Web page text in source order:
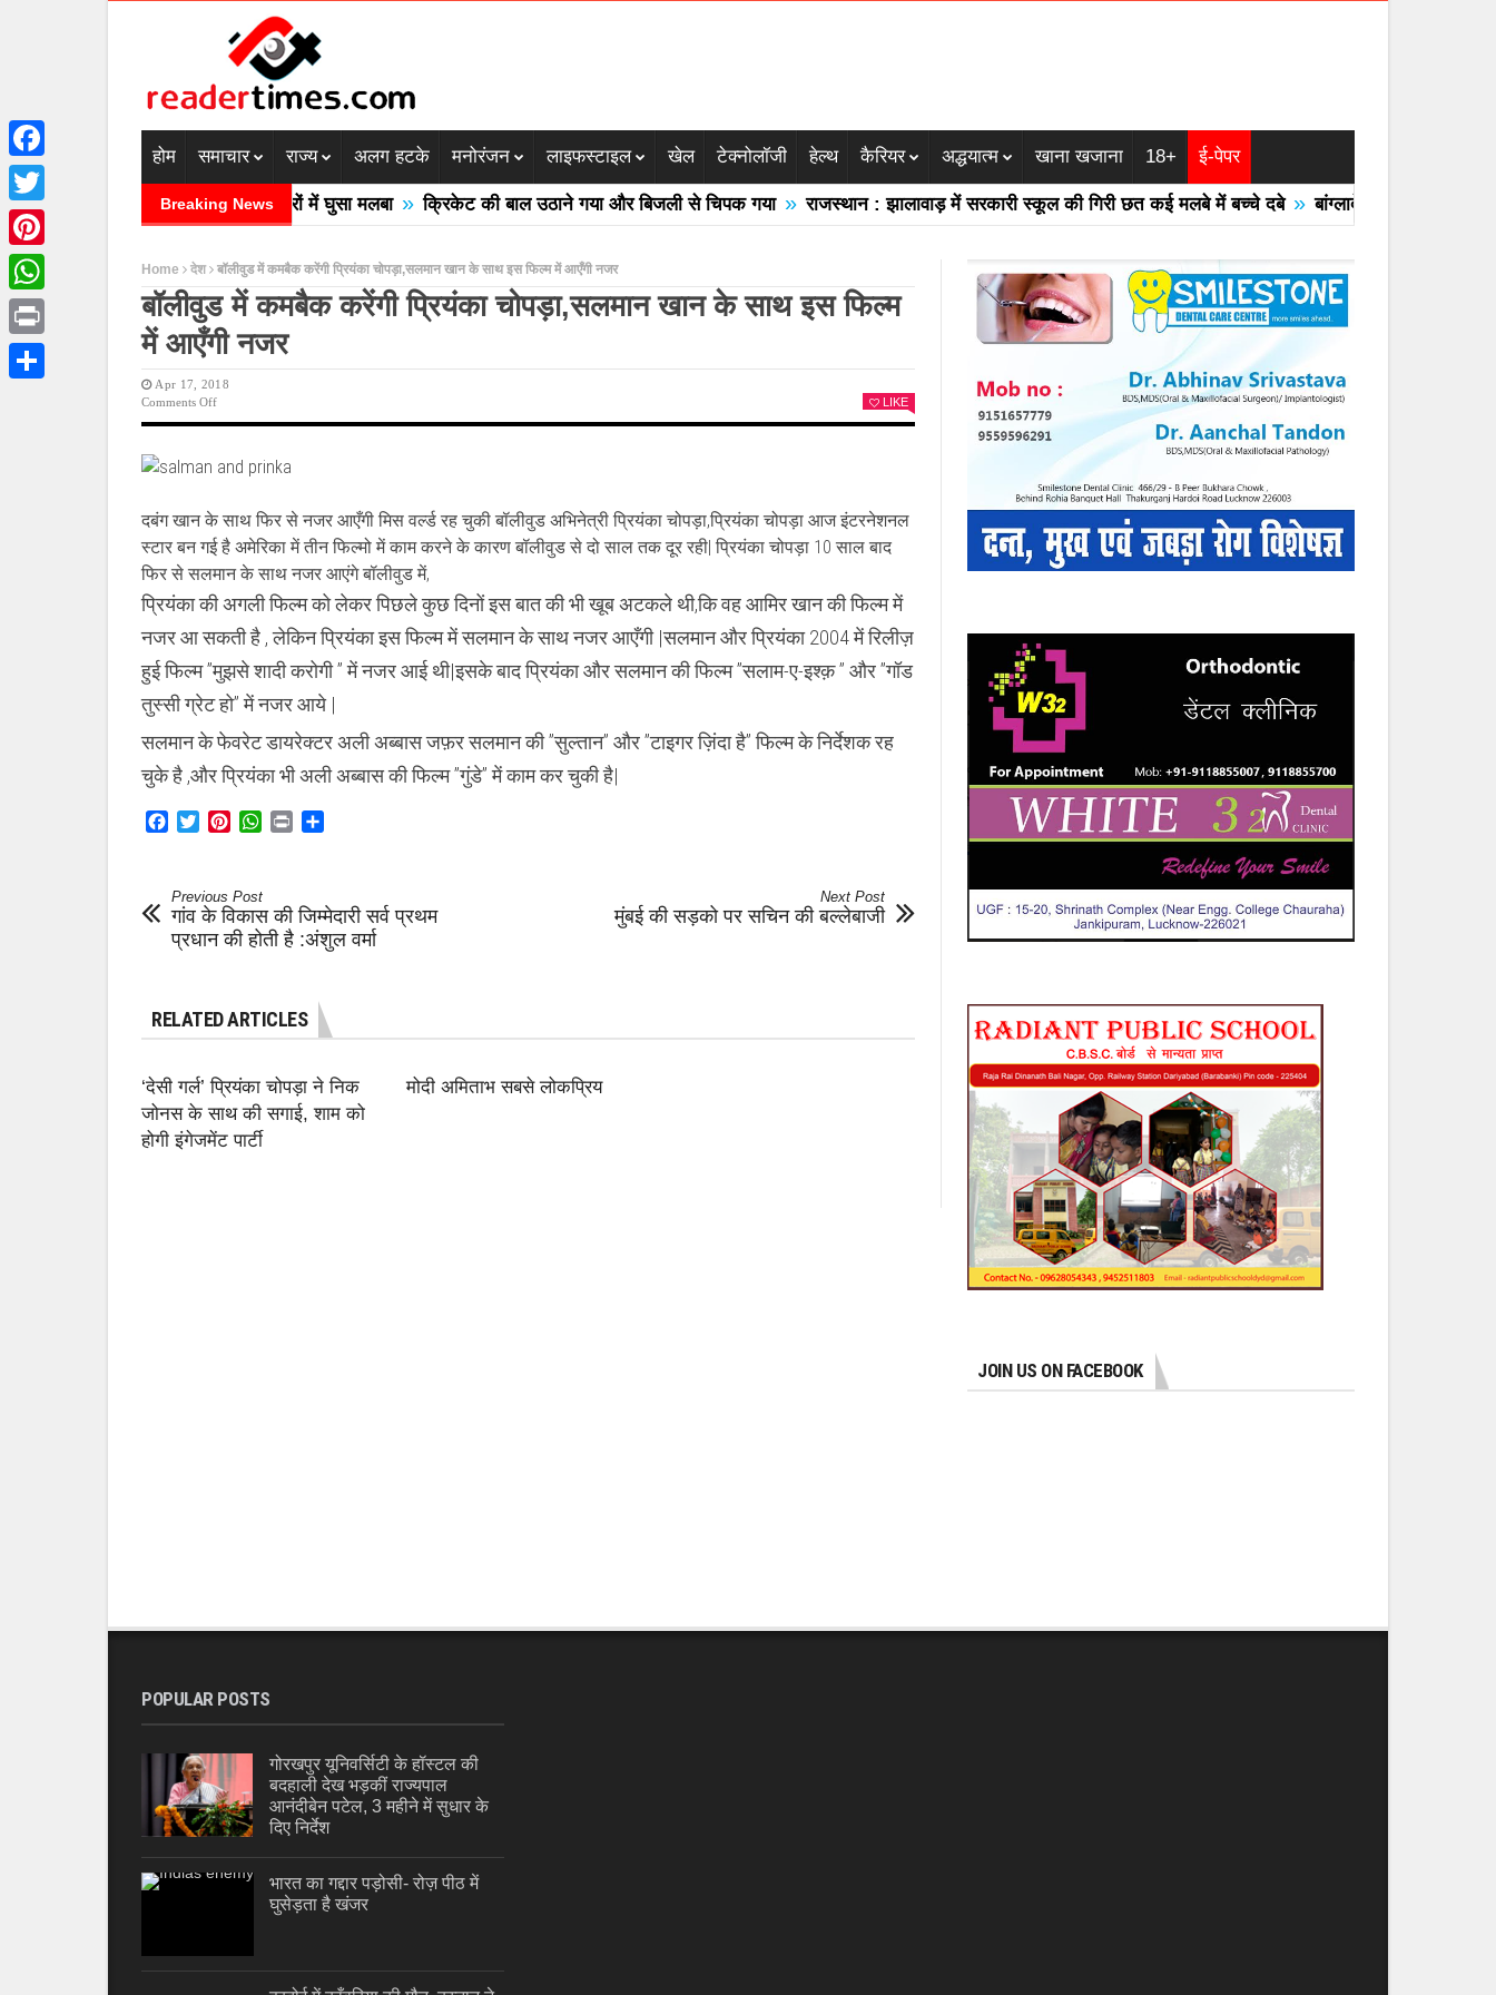
होम समाचार राज्य अलग हटके मनोरंजन लाइफस्टाइल खेल टेक्नोलॉजी हेल्थ कैरियर अद्धयात्म खाना खजाना 18+ ई-पेपर
Breaking News
में बादल फटने से तीन की मौत घरों में घुसा मलबा » क्रिकेट की बाल उठाने गया और बिजली से चिपक गया » राजस्थान : झालावाड़ में सरकारी स्कूल की गिरी छत कई मलबे में बच्चे दबे » बांग्लादेश का एयरफोर्स का F -
Home देश बॉलीवुड में कमबैक करेंगी प्रियंका चोपड़ा,सलमान खान के साथ इस फिल्म में आएँगी नजर
बॉलीवुड में कमबैक करेंगी प्रियंका चोपड़ा,सलमान खान के साथ इस फिल्म
में आएँगी नजर
Apr 17, 2018
Comments OffOn
करेंगी
खान
के
इस
फिल्म
में
आएँगी
LIKE
दबंग खान के साथ फिर से नजर आएँगी मिस वर्ल्ड रह चुकी बॉलीवुड अभिनेत्री प्रियंका चोपड़ा,प्रियंका चोपड़ा आज इंटरनेशनल
स्टार बन गई है अमेरिका में तीन फिल्मो में काम करने के कारण बॉलीवुड से दो साल तक दूर रही| प्रियंका चोपड़ा 10 साल बाद
फिर से सलमान के साथ नजर आएंगे बॉलीवुड में,
प्रियंका की अगली फिल्म को लेकर पिछले कुछ दिनों इस बात की भी खूब अटकले थी,कि वह आमिर खान की फिल्म में
नजर आ सकती है , लेकिन प्रियंका इस फिल्म में सलमान के साथ नजर आएँगी |सलमान और प्रियंका 2004 में रिलीज़
हुई फिल्म ”मुझसे शादी करोगी ” में नजर आई थी|इसके बाद प्रियंका और सलमान की फिल्म ”सलाम-ए-इश्क़ ” और ”गॉड
तुस्सी ग्रेट हो” में नजर आये |
सलमान के फेवरेट डायरेक्टर अली अब्बास जफ़र सलमान की ”सुल्तान” और ”टाइगर ज़िंदा है” फिल्म के निर्देशक रह
चुके है ,और प्रियंका भी अली अब्बास की फिल्म ”गुंडे” में काम कर चुकी है|
Facebook
TwitterPinterestWhatsApp
Print
Previous Post
गांव के विकास की जिम्मेदारी सर्व प्रथम
प्रधान की होती है :अंशुल वर्मा
Next Post
मुंबई की सड़को पर सचिन की बल्लेबाजी
RELATED ARTICLES
‘देसी गर्ल’ प्रियंका चोपड़ा ने निक
जोनस के साथ की सगाई, शाम को
होगी इंगेजमेंट पार्टी
मोदी अमिताभ सबसे लोकप्रिय
JOIN US ON FACEBOOK
POPULAR POSTS
गोरखपुर यूनिवर्सिटी के हॉस्टल की
बदहाली देख भड़कीं राज्यपाल
आनंदीबेन पटेल, 3 महीने में सुधार के
दिए निर्देश
भारत का गद्दार पड़ोसी- रोज़ पीठ में
घुसेड़ता है खंजर
Facebook
Twitter
Pinterest
WhatsApp
Print